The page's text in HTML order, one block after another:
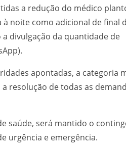
a redução do médico
noite como adicional de final
divulgação da quantidade de
apontadas, a categoria
resolução de todas as
saúde, será mantido o
urgência e emergência.